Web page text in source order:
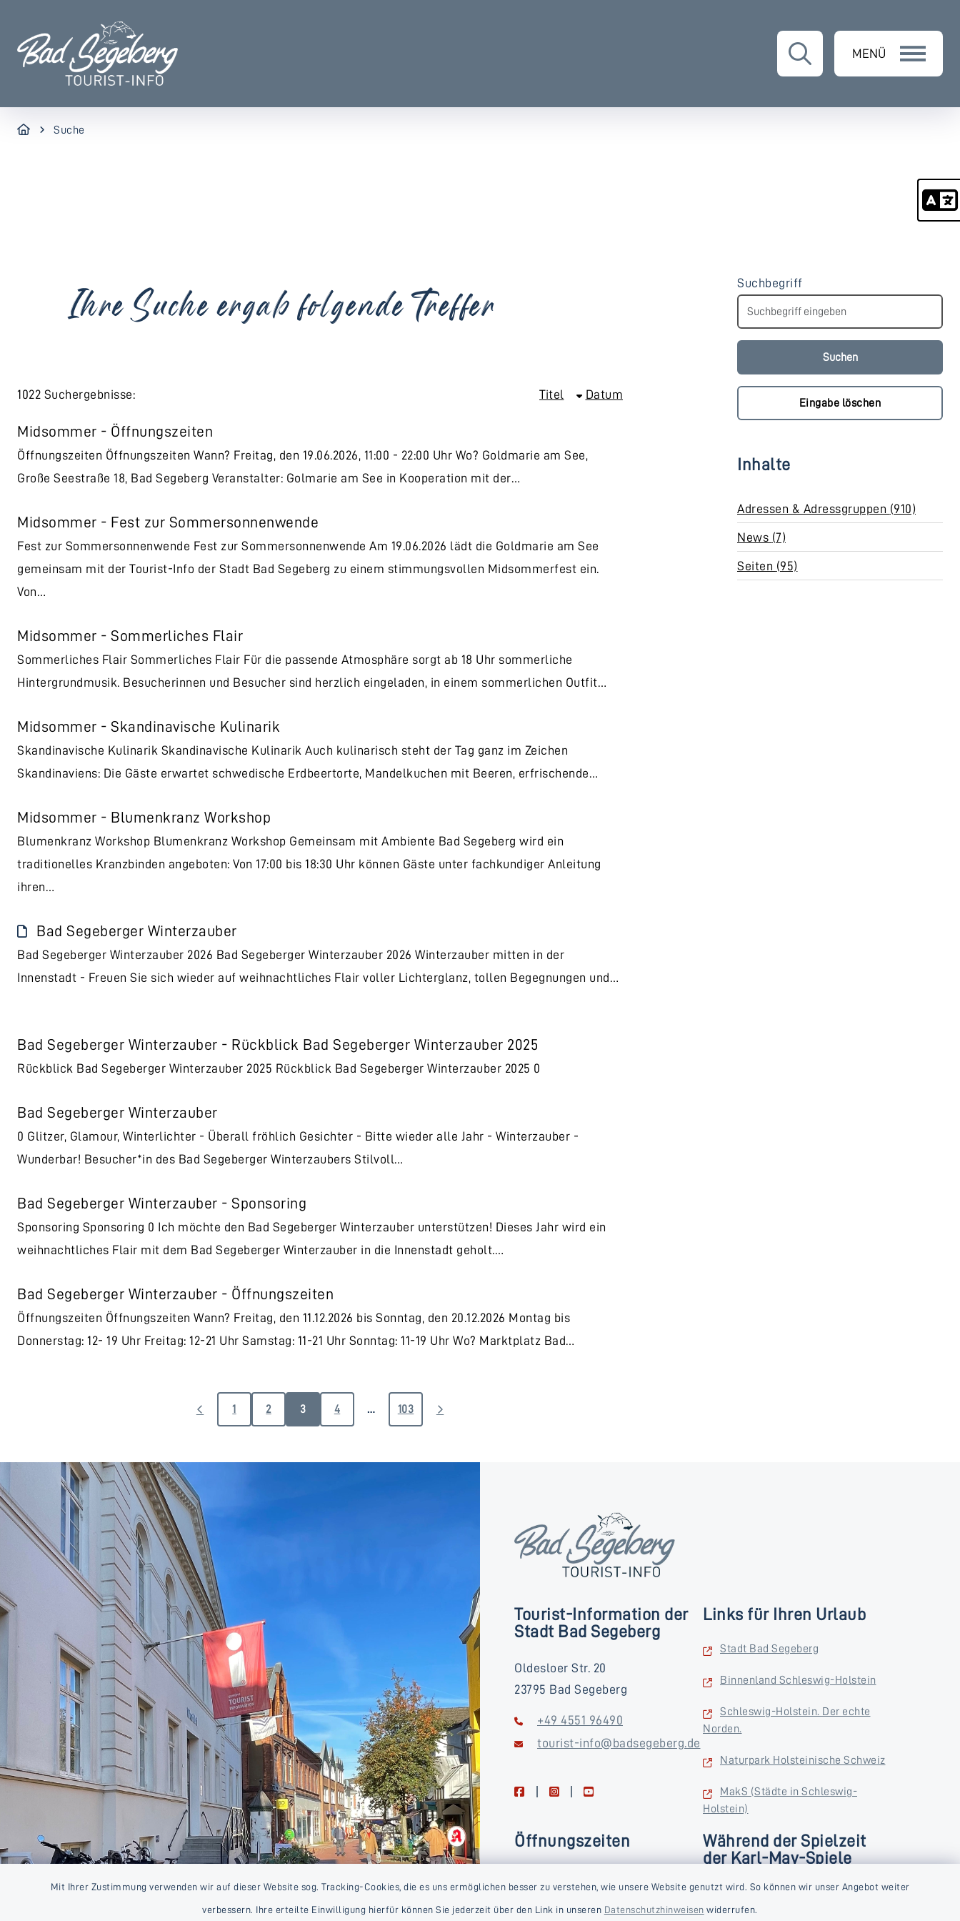
Mit Ihrer Zustimmung verwenden wir auf dieser Website sog. Tracking-Cookies, die es uns ermöglichen besser zu verstehen, wie unsere Website genutzt wird. So können wir unser Angebot weiter
verbessern. Ihre erteilte Einwilligung hierfür können Sie jederzeit über den Link in unseren Datenschutzhinweisen widerrufen.
MENÜ
Suche
Ihre Suche ergab folgende Treffer
1022 Suchergebnisse: Titel Datum
Midsommer - Öffnungszeiten
Öffnungszeiten Öffnungszeiten Wann? Freitag, den 19.06.2026, 11:00 - 22:00 Uhr Wo? Goldmarie am See,
Große Seestraße 18, Bad Segeberg Veranstalter: Golmarie am See in Kooperation mit der…
Midsommer - Fest zur Sommersonnenwende
Fest zur Sommersonnenwende Fest zur Sommersonnenwende Am 19.06.2026 lädt die Goldmarie am See
gemeinsam mit der Tourist-Info der Stadt Bad Segeberg zu einem stimmungsvollen Midsommerfest ein.
Von…
Midsommer - Sommerliches Flair
Sommerliches Flair Sommerliches Flair Für die passende Atmosphäre sorgt ab 18 Uhr sommerliche
Hintergrundmusik. Besucherinnen und Besucher sind herzlich eingeladen, in einem sommerlichen Outfit…
Midsommer - Skandinavische Kulinarik
Skandinavische Kulinarik Skandinavische Kulinarik Auch kulinarisch steht der Tag ganz im Zeichen
Skandinaviens: Die Gäste erwartet schwedische Erdbeertorte, Mandelkuchen mit Beeren, erfrischende…
Midsommer - Blumenkranz Workshop
Blumenkranz Workshop Blumenkranz Workshop Gemeinsam mit Ambiente Bad Segeberg wird ein
traditionelles Kranzbinden angeboten: Von 17:00 bis 18:30 Uhr können Gäste unter fachkundiger Anleitung
ihren…
Bad Segeberger Winterzauber
Bad Segeberger Winterzauber 2026 Bad Segeberger Winterzauber 2026 Winterzauber mitten in der
Innenstadt - Freuen Sie sich wieder auf weihnachtliches Flair voller Lichterglanz, tollen Begegnungen und…
Bad Segeberger Winterzauber - Rückblick Bad Segeberger Winterzauber 2025
Rückblick Bad Segeberger Winterzauber 2025 Rückblick Bad Segeberger Winterzauber 2025 0
Bad Segeberger Winterzauber
0 Glitzer, Glamour, Winterlichter - Überall fröhlich Gesichter - Bitte wieder alle Jahr - Winterzauber -
Wunderbar! Besucher*in des Bad Segeberger Winterzaubers Stilvoll…
Bad Segeberger Winterzauber - Sponsoring
Sponsoring Sponsoring 0 Ich möchte den Bad Segeberger Winterzauber unterstützen! Dieses Jahr wird ein
weihnachtliches Flair mit dem Bad Segeberger Winterzauber in die Innenstadt geholt.…
Bad Segeberger Winterzauber - Öffnungszeiten
Öffnungszeiten Öffnungszeiten Wann? Freitag, den 11.12.2026 bis Sonntag, den 20.12.2026 Montag bis
Donnerstag: 12- 19 Uhr Freitag: 12-21 Uhr Samstag: 11-21 Uhr Sonntag: 11-19 Uhr Wo? Marktplatz Bad…
1 2 3 4 … 103
Suchbegriff
Eingabe löschen
Inhalte
Adressen & Adressgruppen (910)
News (7)
Seiten (95)
Tourist-Information der
Stadt Bad Segeberg
Oldesloer Str. 20
23795 Bad Segeberg
+49 4551 96490
tourist-info@badsegeberg.de
facebookinstagramyoutube
Links für Ihren Urlaub
Stadt Bad Segeberg
Binnenland Schleswig-Holstein
Schleswig-Holstein. Der echte
Norden.
Naturpark Holsteinische Schweiz
MakS (Städte in Schleswig-
Holstein)
Öffnungszeiten
Freitag
09:00-16:00 Uhr
Während der Spielzeit
der Karl-May-Spiele
Donnerstag und Freitag